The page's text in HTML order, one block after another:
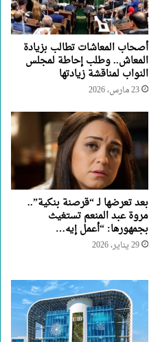
أصحاب المعاشات تطالب بزيادة
المعاش.. وطلب إحاطة لمجلس
النواب لمناقشة زيادتها
23 مارس، 2026
بعد تعرضها لـ “قرصنة بنكية”..
مروة عبد المنعم تستغيث
بجمهورها: “أعمل إيه…
29 يناير، 2026